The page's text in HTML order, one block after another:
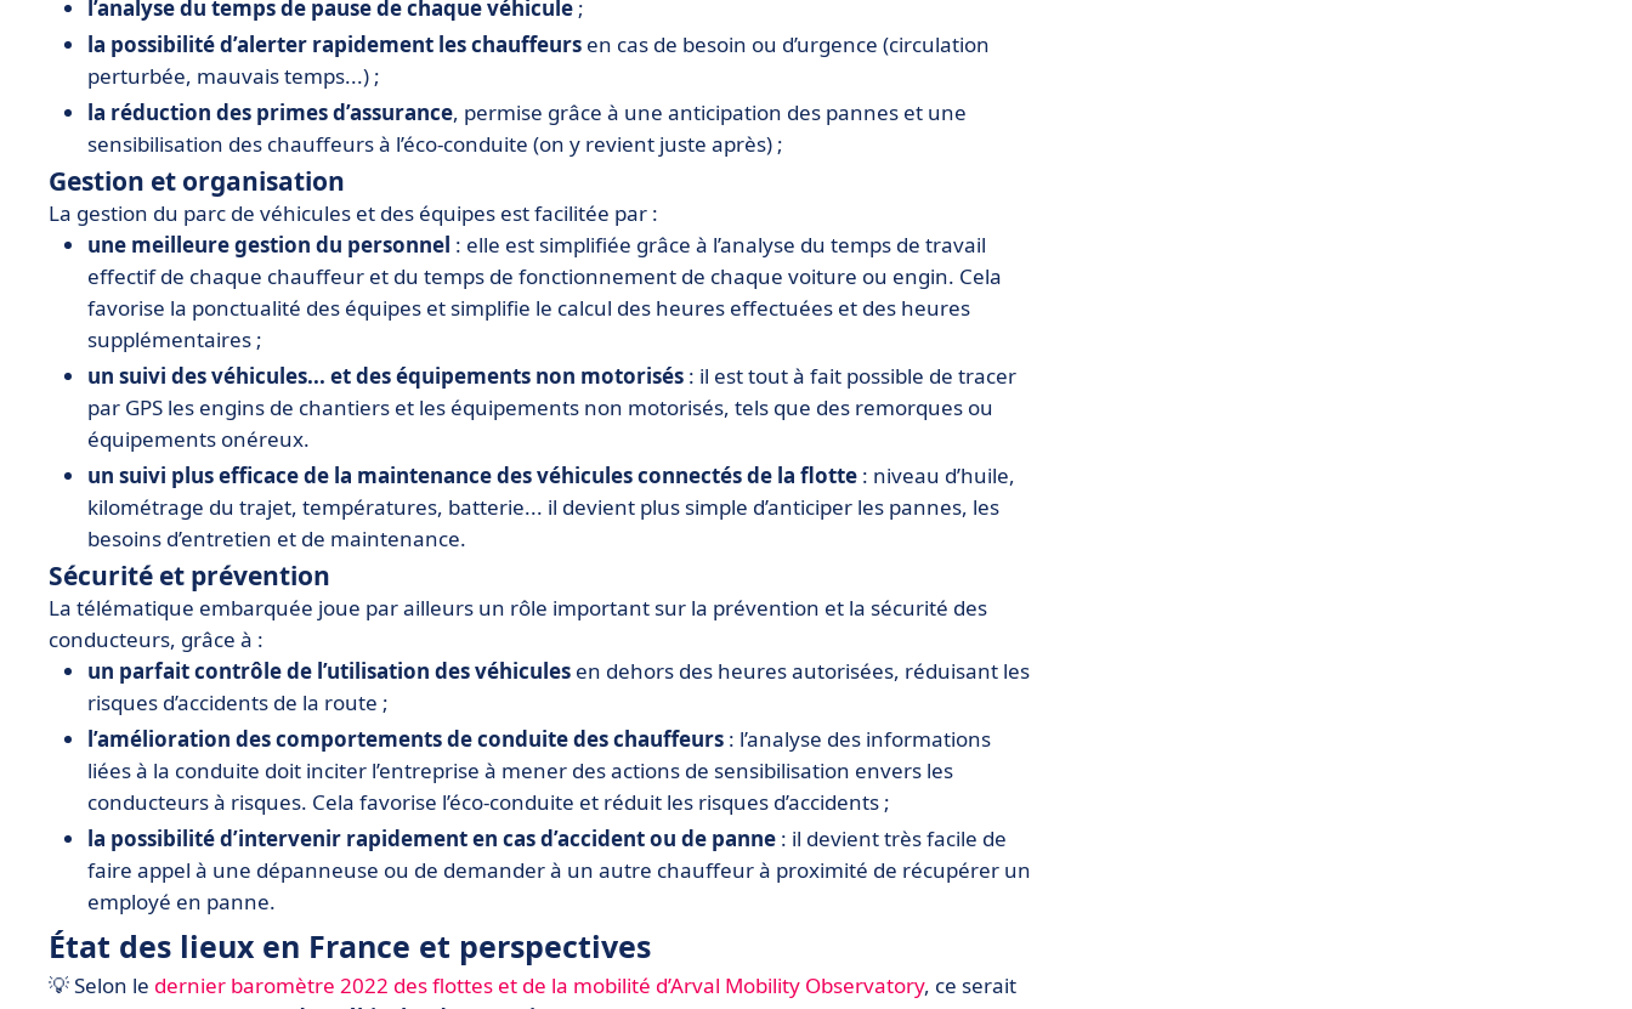
l’analyse du temps de pause de chaque véhicule ;
la possibilité d’alerter rapidement les chauffeurs en cas de besoin ou d’urgence (circulation
perturbée, mauvais temps...) ;
la réduction des primes d’assurance, permise grâce à une anticipation des pannes et une
sensibilisation des chauffeurs à l’éco-conduite (on y revient juste après) ;
Gestion et organisation
La gestion du parc de véhicules et des équipes est facilitée par :
une meilleure gestion du personnel : elle est simplifiée grâce à l’analyse du temps de travail
effectif de chaque chauffeur et du temps de fonctionnement de chaque voiture ou engin. Cela
favorise la ponctualité des équipes et simplifie le calcul des heures effectuées et des heures
supplémentaires ;
un suivi des véhicules... et des équipements non motorisés : il est tout à fait possible de tracer
par GPS les engins de chantiers et les équipements non motorisés, tels que des remorques ou
équipements onéreux.
un suivi plus efficace de la maintenance des véhicules connectés de la flotte : niveau d’huile,
kilométrage du trajet, températures, batterie... il devient plus simple d’anticiper les pannes, les
besoins d’entretien et de maintenance.
Sécurité et prévention
La télématique embarquée joue par ailleurs un rôle important sur la prévention et la sécurité des
conducteurs, grâce à :
un parfait contrôle de l’utilisation des véhicules en dehors des heures autorisées, réduisant les
risques d’accidents de la route ;
l’amélioration des comportements de conduite des chauffeurs : l’analyse des informations
liées à la conduite doit inciter l’entreprise à mener des actions de sensibilisation envers les
conducteurs à risques. Cela favorise l’éco-conduite et réduit les risques d’accidents ;
la possibilité d’intervenir rapidement en cas d’accident ou de panne : il devient très facile de
faire appel à une dépanneuse ou de demander à un autre chauffeur à proximité de récupérer un
employé en panne.
État des lieux en France et perspectives
💡 Selon le dernier baromètre 2022 des flottes et de la mobilité d’Arval Mobility Observatory, ce serait